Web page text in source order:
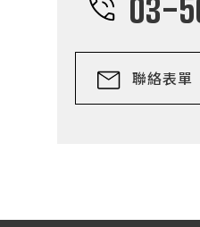
03-
聯絡表單